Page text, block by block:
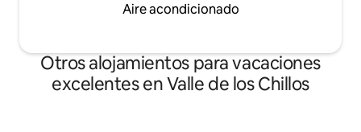
Aire acondicionado
Otros alojamientos para vacaciones
excelentes en Valle de los Chillos